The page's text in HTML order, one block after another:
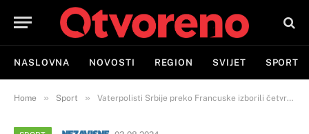
NASLOVNA NOVOSTI REGION SVIJET SPORT
Home » Sport » Vaterpolisti Srbije preko Francuske izborili četvrtfinale